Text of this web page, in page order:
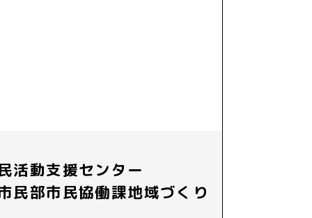
活動支援センター
民部市民協働課地域づくり